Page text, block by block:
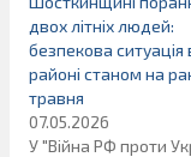
двох літніх людей:
безпекова ситуація
районі станом на
травня
07.05.2026
У "Війна РФ проти